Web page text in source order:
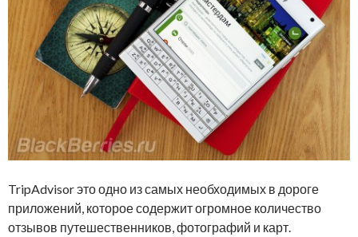
TripAdvisor это одно из самых необходимых в дороге
приложений, которое содержит огромное количество
отзывов путешественников, фотографий и карт.